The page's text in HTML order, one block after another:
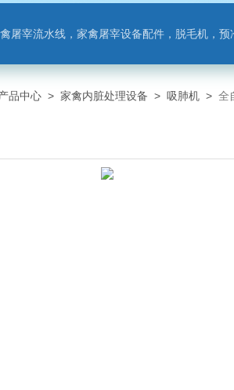
屠宰流水线，家禽屠宰设备配件，脱毛机，
品中心 > 家禽内脏处理设备 > 吸肺机 > 全